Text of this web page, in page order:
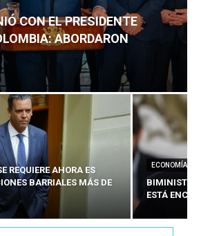
CON EL PRESIDENTE
ABORDARON
REQUIERE AHORA ES
BARRIALES MÁS DE
ECONOMÍA
BIMINISTRO
ESTÁ